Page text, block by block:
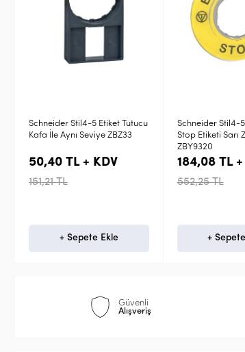
Schneider Stil4-5 Q60 Acil
Stop Etiketi Sarı Zeminli
184,08 TL + KDV
552,25 TL
+ Sepete Ekle
Emas 8mm
Tutucu
7,06 TL +
20,40 TL
+
Güvenli
Alışveriş